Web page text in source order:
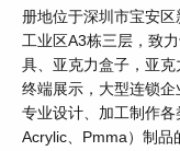
册地位于深圳市宝安
工业区A3栋三层，致
具、亚克力盒子，亚
终端展示，大型连锁
专业设计、加工制作各
Acrylic、Pmma）制品